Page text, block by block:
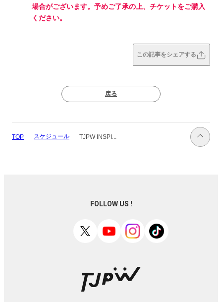
場合がございます。予めご了承の上、チケットをご購入
ください。
この記事をシェアする
戻る
TOP スケジュール TJPW INSPI...
FOLLOW US !